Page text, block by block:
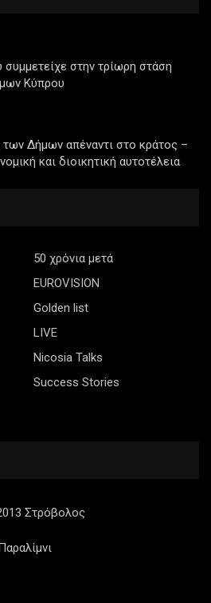
στην τρίωρη στάση
Κύπρου
των Δήμων απέναντι στο κράτος –
και διοικητική αυτοτέλεια
50 χρόνια μετά
EUROVISION
Golden list
LIVE
Nicosia Talks
Success Stories
Στρόβολος